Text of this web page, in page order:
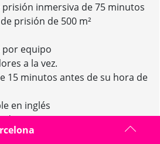
prisión inmersiva de 75 minutos
prisión de 500 m²
por equipo
a la vez.
15 minutos antes de su hora de
en inglés